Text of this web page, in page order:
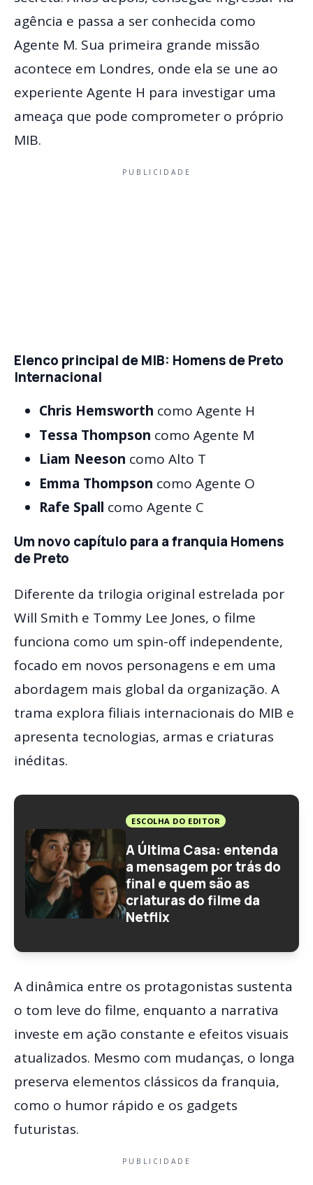
agência e passa a ser conhecida como
Agente M. Sua primeira grande missão
acontece em Londres, onde ela se une ao
experiente Agente H para investigar uma
ameaça que pode comprometer o próprio
MIB.
PUBLICIDADE
Elenco principal de MIB: Homens de Preto
Internacional
Chris Hemsworth como Agente H
Tessa Thompson como Agente M
Liam Neeson como Alto T
Emma Thompson como Agente O
Rafe Spall como Agente C
Um novo capítulo para a franquia Homens
de Preto
Diferente da trilogia original estrelada por
Will Smith e Tommy Lee Jones, o filme
funciona como um spin-off independente,
focado em novos personagens e em uma
abordagem mais global da organização. A
trama explora filiais internacionais do MIB e
apresenta tecnologias, armas e criaturas
inéditas.
ESCOLHA DO EDITOR
A Última Casa: entenda
a mensagem por trás do
final e quem são as
criaturas do filme da
Netflix
A dinâmica entre os protagonistas sustenta
o tom leve do filme, enquanto a narrativa
investe em ação constante e efeitos visuais
atualizados. Mesmo com mudanças, o longa
preserva elementos clássicos da franquia,
como o humor rápido e os gadgets
futuristas.
PUBLICIDADE